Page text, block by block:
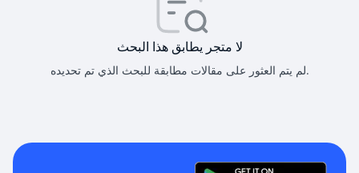
لا متجر يطابق هذا البحث
لم يتم العثور على مقالات مطابقة للبحث الذي تم تحديده.